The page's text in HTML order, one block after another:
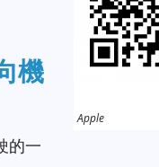
機
的一
Apple